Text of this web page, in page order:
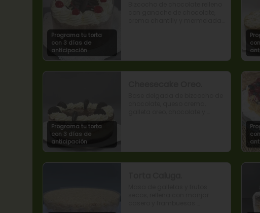
Programa tu torta
con 3 días de
anticipación
Programa tu torta
con 3 días de
anticipación